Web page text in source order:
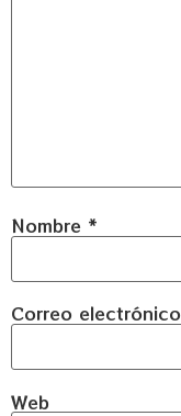
Nombre *
Correo electrónico
Web